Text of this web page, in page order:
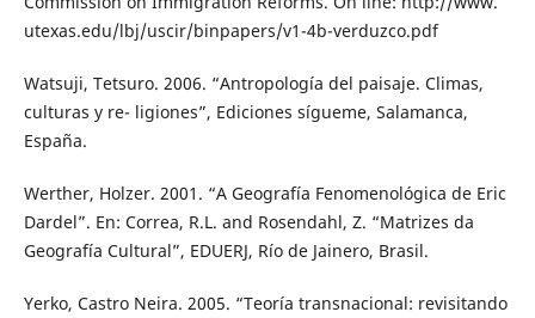
utexas.edu/lbj/uscir/binpapers/v1-4b-verduzco.pdf
Watsuji, Tetsuro. 2006. “Antropología del paisaje. Climas,
culturas y re- ligiones”, Ediciones sígueme, Salamanca,
España.
Werther, Holzer. 2001. “A Geografía Fenomenológica de Eric
Dardel”. En: Correa, R.L. and Rosendahl, Z. “Matrizes da
Geografía Cultural”, EDUERJ, Río de Jainero, Brasil.
Yerko, Castro Neira. 2005. “Teoría transnacional: revisitando